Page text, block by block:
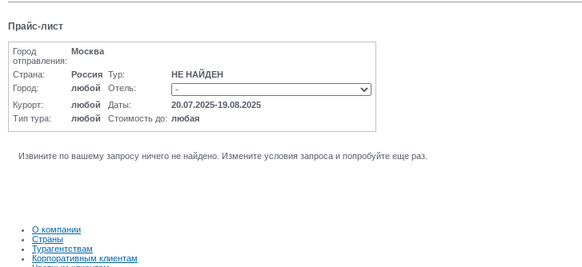
Прайс-лист
Город
отправления:
Москва
Страна: Россия Тур:
НЕ НАЙДЕН
Город:
любой
Отель:
Курорт:
любой Даты:
20.07.2025-19.08.2025
Тип тура:
любой Стоимость до: любая
Извините по вашему запросу ничего не найдено. Измените условия запроса и попробуйте еще раз.
О компании
Страны
Турагентствам
Корпоративным клиентам